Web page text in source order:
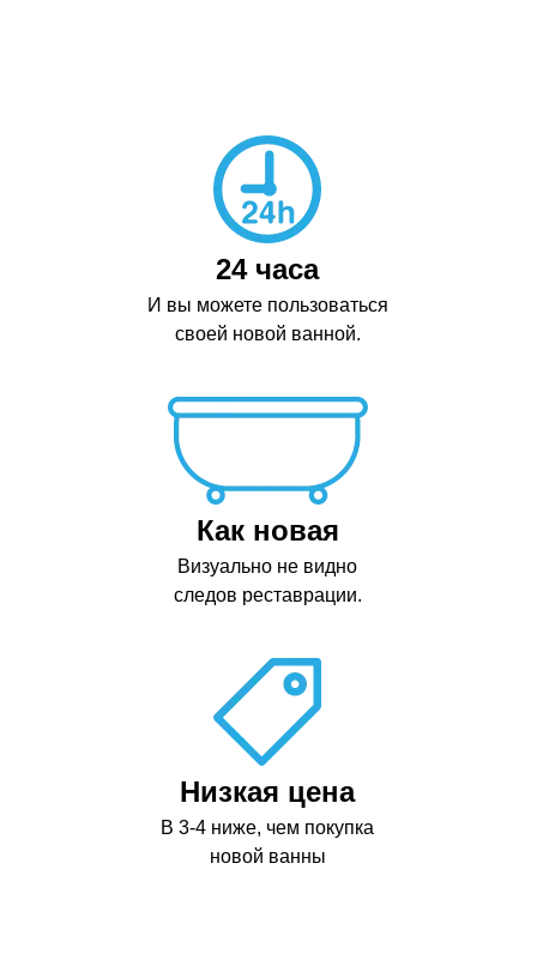
24 часа
И вы можете пользоваться
своей новой ванной.
Как новая
Визуально не видно
следов реставрации.
Низкая цена
В 3-4 ниже, чем покупка
новой ванны